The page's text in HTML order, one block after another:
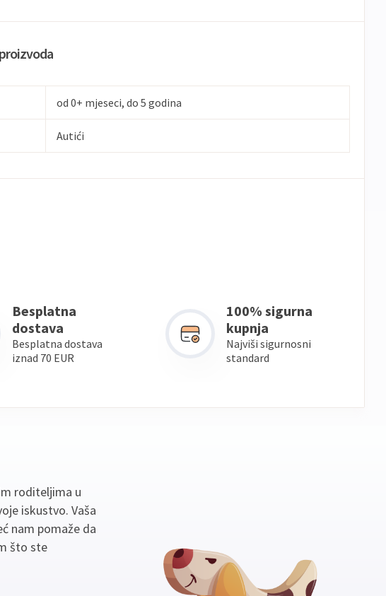
od 0+ mjeseci, do 5 godina
Autići
Besplatna
dostava
Besplatna dostava
iznad 70 EUR
100% sigurna
kupnja
Najviši sigurnosni
standard
roditeljima u
iskustvo. Vaša
nam pomaže da
što ste